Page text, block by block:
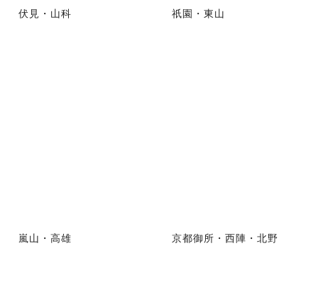
伏見・山科 祇園・東山
嵐山・高雄 京都御所・西陣・北野